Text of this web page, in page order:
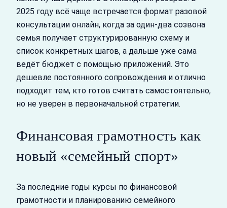
2025 году всё чаще встречается формат разовой
консультации онлайн, когда за один-два созвона
семья получает структурированную схему и
список конкретных шагов, а дальше уже сама
ведёт бюджет с помощью приложений. Это
дешевле постоянного сопровождения и отлично
подходит тем, кто готов считать самостоятельно,
но не уверен в первоначальной стратегии.
Финансовая грамотность как
новый «семейный спорт»
За последние годы курсы по финансовой
грамотности и планированию семейного